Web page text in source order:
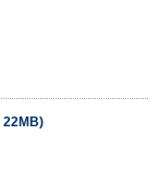
22MB)